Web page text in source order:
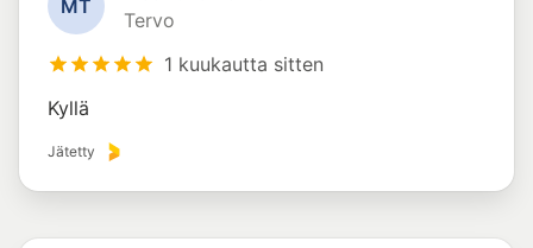
MT
Tervo
1 kuukautta sitten
Kyllä
Jätetty